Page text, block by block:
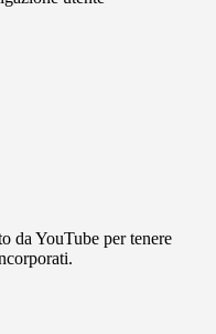
da YouTube per tenere